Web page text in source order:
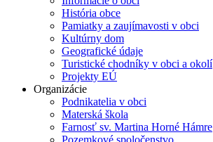
História obce
Pamiatky a zaujímavosti v obci
Kultúrny dom
Geografické údaje
Turistické chodníky v obci a okolí
Projekty EÚ
Organizácie
Podnikatelia v obci
Materská škola
Farnosť sv. Martina Horné Hámre
Pozemkové spoločenstvo